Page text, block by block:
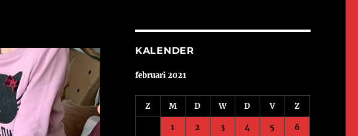
KALENDER
februari 2021
Z M D W D V Z
1 2 3 4 5 6